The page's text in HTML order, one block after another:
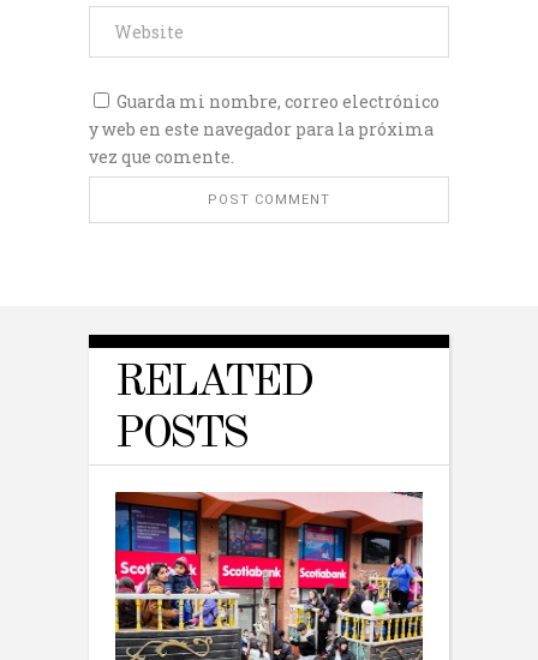
Guarda mi nombre, correo electrónico
y web en este navegador para la próxima
vez que comente.
RELATED
POSTS